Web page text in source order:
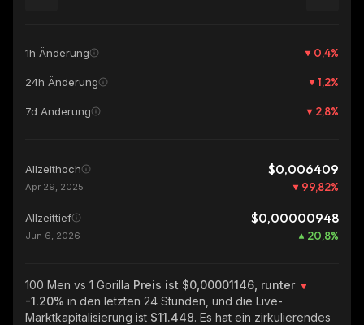
1h Änderung 0,4%
24h Änderung 1,2%
7d Änderung 2,8%
Allzeithoch $0,006409
Apr 29, 2025 99,82%
Allzeittief $0,00000948
Jun 6, 2026 20,8%
100 Men vs 1 Gorilla Preis ist $0,00001146, runter
-1.20% in den letzten 24 Stunden, und die Live-
Marktkapitalisierung ist $11.448. Es hat ein zirkulierendes